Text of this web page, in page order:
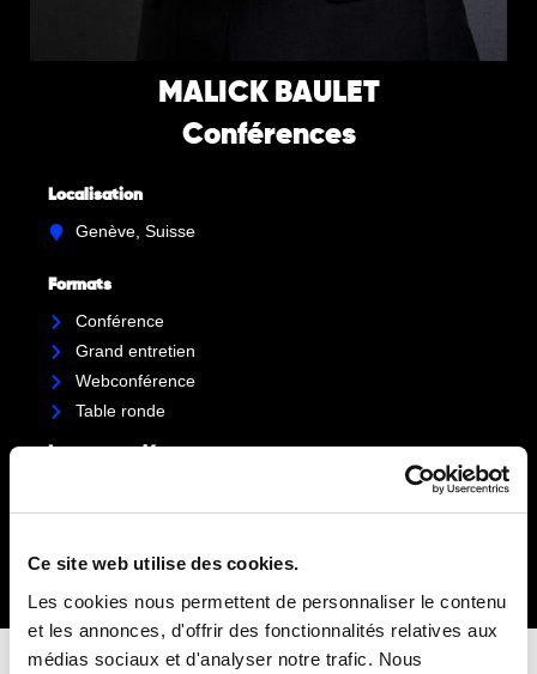
Ce site web utilise des cookies.
Les cookies nous permettent de personnaliser le contenu
et les annonces, d'offrir des fonctionnalités relatives aux
médias sociaux et d'analyser notre trafic. Nous
MALICK BAULET
Conférences
Localisation
Genève, Suisse
Formats
Conférence
Grand entretien
Webconférence
Table ronde
Anglais